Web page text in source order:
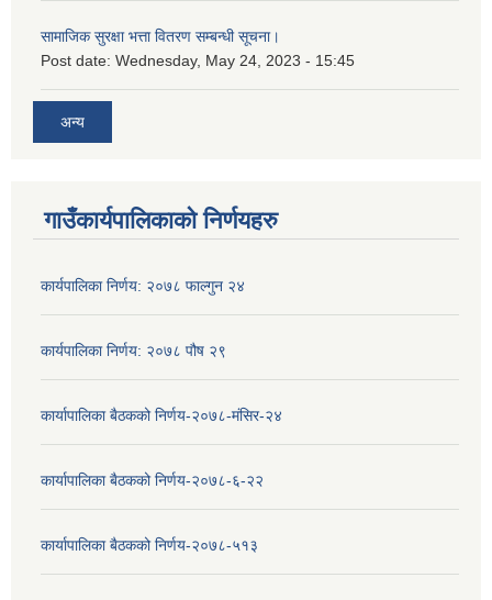
सामाजिक सुरक्षा भत्ता वितरण सम्बन्धी सूचना।
Post date: Wednesday, May 24, 2023 - 15:45
अन्य
गाउँकार्यपालिकाको निर्णयहरु
कार्यपालिका निर्णय: २०७८ फाल्गुन २४
कार्यपालिका निर्णय: २०७८ पौष २९
कार्यापालिका बैठकको निर्णय-२०७८-मंसिर-२४
कार्यापालिका बैठकको निर्णय-२०७८-६-२२
कार्यापालिका बैठकको निर्णय-२०७८-५१३